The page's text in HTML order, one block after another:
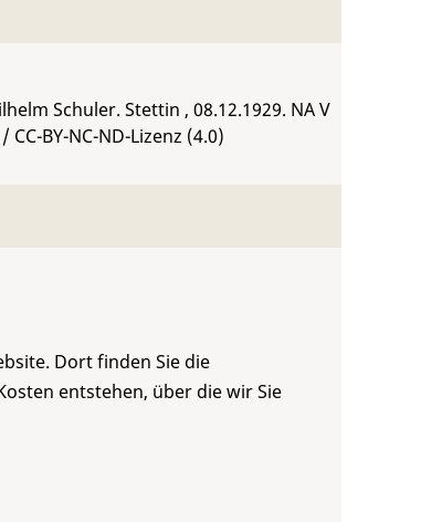
Schuler. Stettin , 08.12.1929. NA V
/ CC-BY-NC-ND-Lizenz (4.0)
Dort finden Sie die
entstehen, über die wir Sie